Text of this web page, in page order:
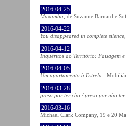
2016-04-25
Maxamba , de Suzanne Barnard e
2016-04-22
You disappeared in complete silence
2016-04-12
Inquéritos ao Território: Paisagem e
2016-04-05
Um apartamento à Estrela -
2016-03-28
preso por ter cão / preso por não ter
2016-03-16
Michael Clark Company, 19 e 20